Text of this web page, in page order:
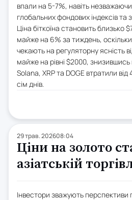
впали на 5-7%, навіть
глобальних фондових індексів та
Ціна біткоїна становить близько
майже на 6% за тиждень, оскільки
чекають на регуляторну ясність
майже на рівні $2000,
Solana, XRP та DOGE втратили
сім днів.
29 трав. 202608:04
Ціни на золото
азіатській
Інвестори зважують